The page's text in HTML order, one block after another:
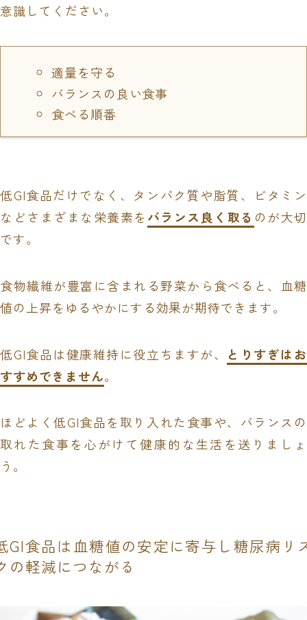
意識してください。
適量を守る
バランスの良い食事
食べる順番
低GI食品だけでなく、タンパク質や脂質、ビタミン
などさまざまな栄養素をバランス良く取る のが大切
です。
食物繊維が豊富に含まれる野菜から食べると、血糖
値の上昇をゆるやかにする効果が期待できます。
低GI食品は健康維持に役立ちますが、
とりすぎはお
すすめできません。
ほどよく低GI食品を取り入れた食事や、バランスの
取れた食事を心がけて健康的な生活を送りましょ
う。
GI食品は血糖値の安定に寄与し糖尿病リ
の軽減につながる